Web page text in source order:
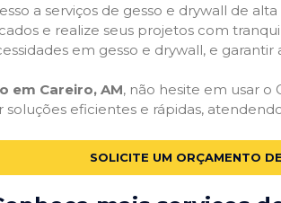
a serviços de gesso e drywall de
e realize seus projetos com
em gesso e drywall, e
em Careiro, AM, não hesite em usar o
eficientes e rápidas,
SOLICITE UM ORÇAMENTO